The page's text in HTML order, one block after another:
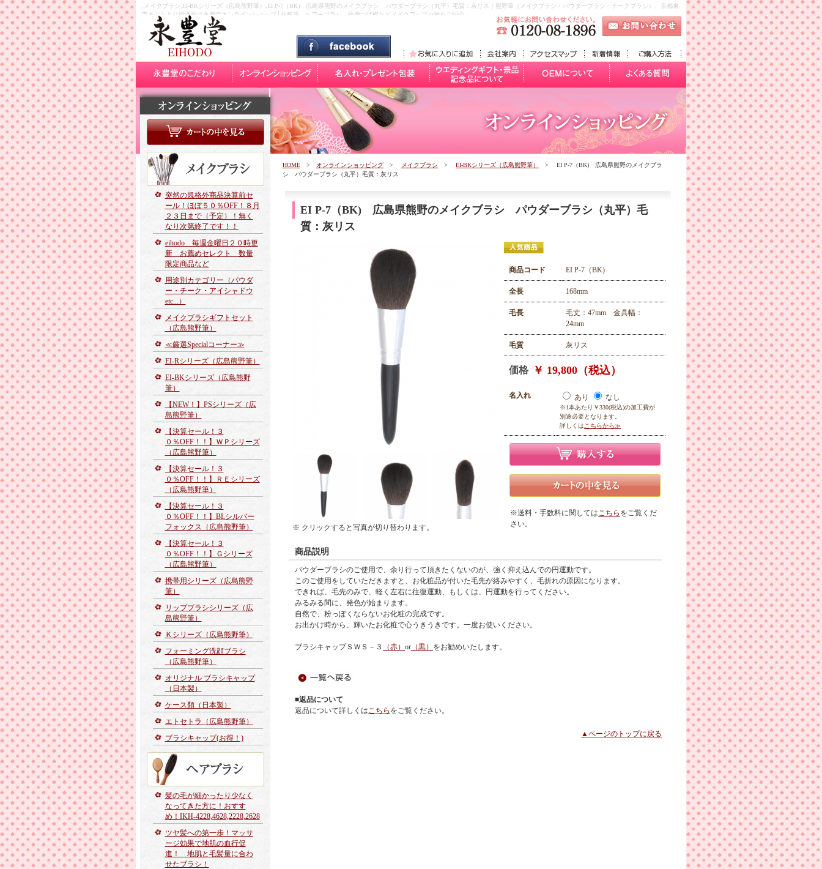
,メイクブラシ,EI-BKシリーズ（広島熊野筆）,EI P-7（BK) 広島県熊野のメイクブラシ パウダーブラシ（丸平）毛質：灰リス｜熊野筆（メイクブラシ・パウダーブラシ・チークブラシ）、京都東
寺あぶらとり紙通販は永豊堂オンラインショップ│化粧筆、ヘアーブラシ、薩摩つげ櫛などメイクアップ小物をご紹介。
突然の規格外商品決算前セ
ール！ほぼ５０％OFF！８月
２３日まで（予定）！無く
なり次第終了です！！
eihodo 毎週金曜日２０時更
新 お薦めセレクト 数量
限定商品など
用途別カテゴリー（パウダ
ー・チーク・アイシャドウ
etc...）
メイクブラシギフトセット
（広島熊野筆）
≪厳選Specialコーナー≫
EI-Rシリーズ（広島熊野筆）
EI-BKシリーズ（広島熊野
筆）
【NEW！】PSシリーズ（広
島熊野筆）
【決算セール！３
０％OFF！！】ＷＰシリーズ
（広島熊野筆）
【決算セール！３
０％OFF！！】ＲＥシリーズ
（広島熊野筆）
【決算セール！３
０％OFF！！】BLシルバー
フォックス（広島熊野筆）
【決算セール！３
０％OFF！！】Ｇシリーズ
（広島熊野筆）
携帯用シリーズ（広島熊野
筆）
リップブラシシリーズ（広
島熊野筆）
Ｋシリーズ（広島熊野筆）
フォーミング洗顔ブラシ
（広島熊野筆）
オリジナル ブラシキャップ
（日本製）
ケース類（日本製）
エトセトラ（広島熊野筆）
ブラシキャップ(お得！)
髪の毛が細かったり少なく
なってきた方に！おすす
め！IKH-4228,4628,2228,2628
ツヤ髪への第一歩！マッサ
ージ効果で地肌の血行促
進！ 地肌と毛髪量に合わ
せたブラシ！
HOME > オンラインショッピング > メイクブラシ > EI-BKシリーズ（広島熊野筆）
> EI P-7（BK) 広島県熊野のメイクブラ
シ パウダーブラシ（丸平）毛質：灰リス
EI P-7（BK) 広島県熊野のメイクブラシ パウダーブラシ（丸平）毛
質：灰リス
※ クリックすると写真が切り替わります。
商品コード EI P-7（BK)
全長 168mm
毛長
毛丈：47mm 金具幅：
24mm
毛質 灰リス
価格 ￥ 19,800（税込）
名入れ あり なし
※1本あたり￥330(税込)の加工費が
別途必要となります。
詳しくは こちらから≫
※送料・手数料に関してはこちら をご覧くだ
さい。
商品説明
パウダーブラシのご使用で、余り行って頂きたくないのが、強く抑え込んでの円運動です。
このご使用をしていただきますと、お化粧品が付いた毛先が絡みやすく、毛折れの原因になります。
できれば、毛先のみで、軽く左右に往復運動、もしくは、円運動を行ってください。
みるみる間に、発色が始まります。
自然で、粉っぽくならないお化粧の完成です。
お出かけ時から、輝いたお化粧で心うきうきです。一度お使いください。
ブラシキャップＳＷＳ－３ （赤） or （黒） をお勧めいたします。
■返品について
返品について詳しくはこちら をご覧ください。
▲ページのトップに戻る